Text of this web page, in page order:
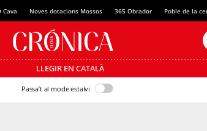
Cava Noves dotacions Mossos 365 Obrador Poble de la
LLEGIR EN CATALÀ
Passa’t al mode estalvi